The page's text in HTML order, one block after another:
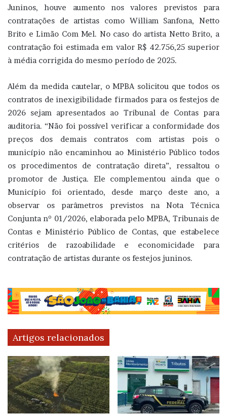
Juninos, houve aumento nos valores previstos para
contratações de artistas como William Sanfona, Netto
Brito e Limão Com Mel. No caso do artista Netto Brito, a
contratação foi estimada em valor R$ 42.756,25 superior
à média corrigida do mesmo período de 2025.
Além da medida cautelar, o MPBA solicitou que todos os
contratos de inexigibilidade firmados para os festejos de
2026 sejam apresentados ao Tribunal de Contas para
auditoria. “Não foi possível verificar a conformidade dos
preços dos demais contratos com artistas pois o
município não encaminhou ao Ministério Público todos
os procedimentos de contratação direta”, ressaltou o
promotor de Justiça. Ele complementou ainda que o
Município foi orientado, desde março deste ano, a
observar os parâmetros previstos na Nota Técnica
Conjunta nº 01/2026, elaborada pelo MPBA, Tribunais de
Contas e Ministério Público de Contas, que estabelece
critérios de razoabilidade e economicidade para
contratação de artistas durante os festejos juninos.
Artigos relacionados